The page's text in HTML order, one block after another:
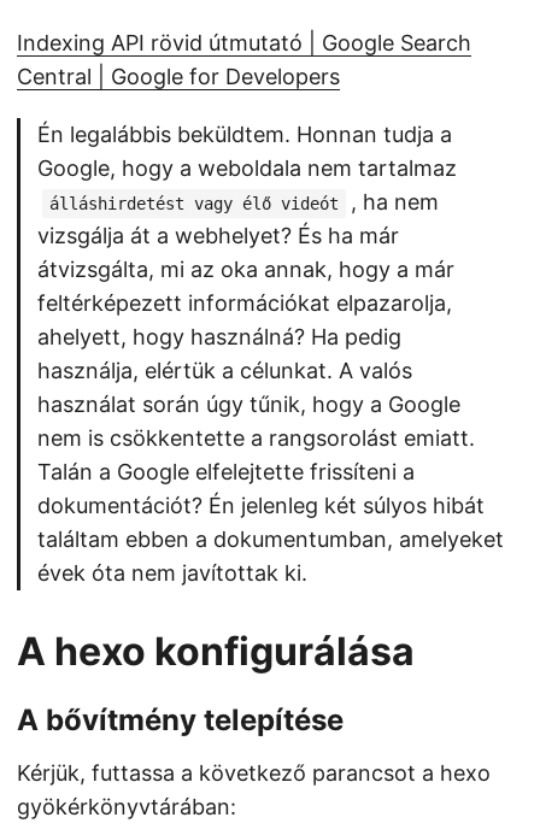
Indexing API rövid útmutató | Google Search
Central | Google for Developers
Én legalábbis beküldtem. Honnan tudja a
Google, hogy a weboldala nem tartalmaz
álláshirdetést vagy élő videót
, ha nem
vizsgálja át a webhelyet? És ha már
átvizsgálta, mi az oka annak, hogy a már
feltérképezett információkat elpazarolja,
ahelyett, hogy használná? Ha pedig
használja, elértük a célunkat. A valós
használat során úgy tűnik, hogy a Google
nem is csökkentette a rangsorolást emiatt.
Talán a Google elfelejtette frissíteni a
dokumentációt? Én jelenleg két súlyos hibát
találtam ebben a dokumentumban, amelyeket
évek óta nem javítottak ki.
A hexo konfigurálása
A bővítmény telepítése
Kérjük, futtassa a következő parancsot a hexo
gyökérkönyvtárában: